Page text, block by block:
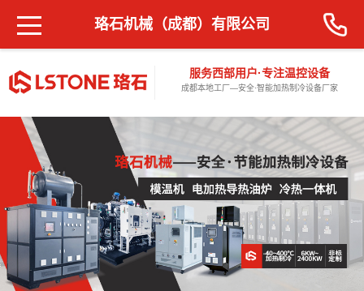
服务西部用户·专注温控设备
成都本地工厂—安全·智能加热制冷设备厂家
珞石机械（成都）有限公司